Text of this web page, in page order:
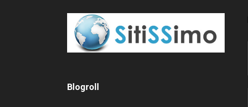
Blogroll